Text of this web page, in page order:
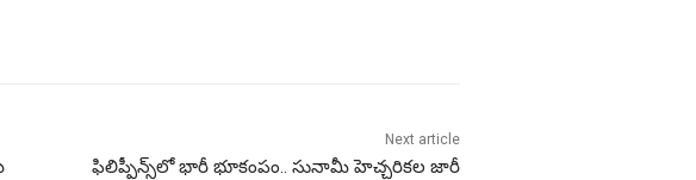
Next article
ఫిలిప్పీన్స్‌లో భారీ భూకంపం.. సునామీ హెచ్చరికల జారీ